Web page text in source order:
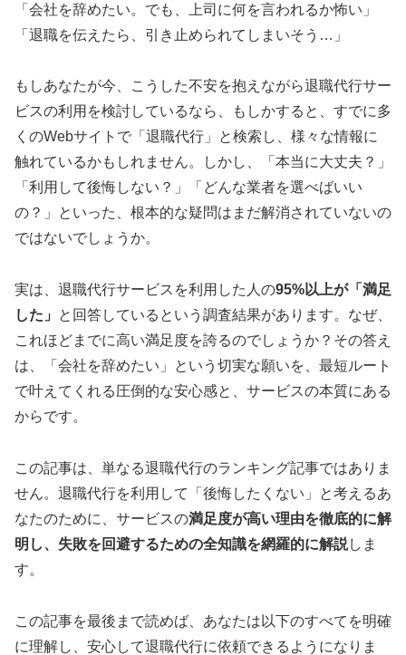
「会社を辞めたい。でも、上司に何を言われるか怖い」
「退職を伝えたら、引き止められてしまいそう…」
もしあなたが今、こうした不安を抱えながら退職代行サー
ビスの利用を検討しているなら、もしかすると、すでに多
くのWebサイトで「退職代行」と検索し、様々な情報に
触れているかもしれません。しかし、「本当に大丈夫？」
「利用して後悔しない？」「どんな業者を選べばいい
の？」といった、根本的な疑問はまだ解消されていないの
ではないでしょうか。
実は、退職代行サービスを利用した人の95%以上が「満足
した」
と回答しているという調査結果があります。なぜ、
これほどまでに高い満足度を誇るのでしょうか？その答え
は、「会社を辞めたい」という切実な願いを、最短ルート
で叶えてくれる圧倒的な安心感と、サービスの本質にある
からです。
この記事は、単なる退職代行のランキング記事ではありま
せん。退職代行を利用して「後悔したくない」と考えるあ
なたのために、サービスの満足度が高い理由を徹底的に解
明し、失敗を回避するための全知識を網羅的に解説しま
す。
この記事を最後まで読めば、あなたは以下のすべてを明確
に理解し、安心して退職代行に依頼できるようになりま